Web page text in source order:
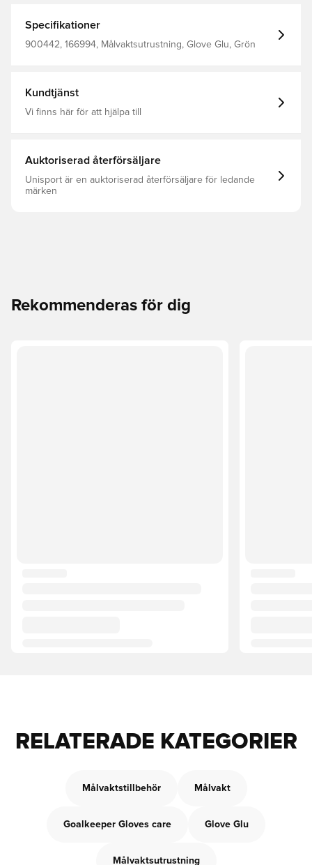
eliminerar smuts och jord från handskarna. Det bidrar till
en förbättrad greppförmåga och därmed en bättre
handske. Flaskan innehåller 120 ml.
Specifikationer
900442, 166994, Målvaktsutrustning, Glove Glu, Grön
Kundtjänst
Vi finns här för att hjälpa till
Auktoriserad återförsäljare
Unisport är en auktoriserad återförsäljare för ledande
märken
Rekommenderas för dig
RELATERADE KATEGORIER
Målvaktstillbehör Målvakt
Goalkeeper Gloves care Glove Glu
Målvaktsutrustning